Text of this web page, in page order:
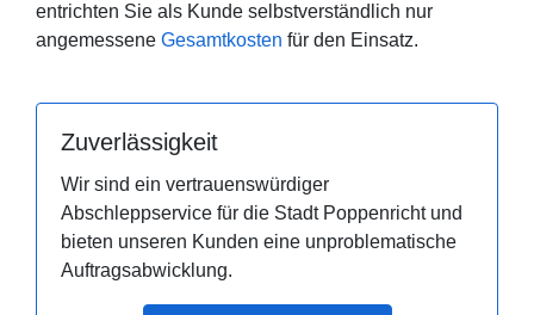
entrichten Sie als Kunde selbstverständlich nur
angemessene Gesamtkosten für den Einsatz.
Zuverlässigkeit
Wir sind ein vertrauenswürdiger
Abschleppservice für die Stadt Poppenricht und
bieten unseren Kunden eine unproblematische
Auftragsabwicklung.